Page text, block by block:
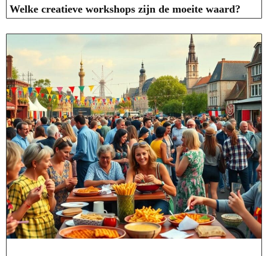
Welke creatieve workshops zijn de moeite waard?